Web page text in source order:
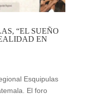
“EL SUEÑO
EN
Esquipulas
El foro